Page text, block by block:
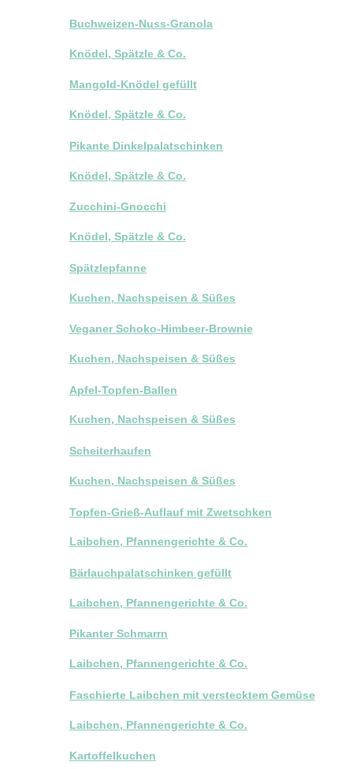
Buchweizen-Nuss-Granola
Knödel, Spätzle & Co.
Mangold-Knödel gefüllt
Knödel, Spätzle & Co.
Pikante Dinkelpalatschinken
Knödel, Spätzle & Co.
Zucchini-Gnocchi
Knödel, Spätzle & Co.
Spätzlepfanne
Kuchen, Nachspeisen & Süßes
Veganer Schoko-Himbeer-Brownie
Kuchen, Nachspeisen & Süßes
Apfel-Topfen-Ballen
Kuchen, Nachspeisen & Süßes
Scheiterhaufen
Kuchen, Nachspeisen & Süßes
Topfen-Grieß-Auflauf mit Zwetschken
Laibchen, Pfannengerichte & Co.
Bärlauchpalatschinken gefüllt
Laibchen, Pfannengerichte & Co.
Pikanter Schmarrn
Laibchen, Pfannengerichte & Co.
Faschierte Laibchen mit verstecktem Gemüse
Laibchen, Pfannengerichte & Co.
Kartoffelkuchen